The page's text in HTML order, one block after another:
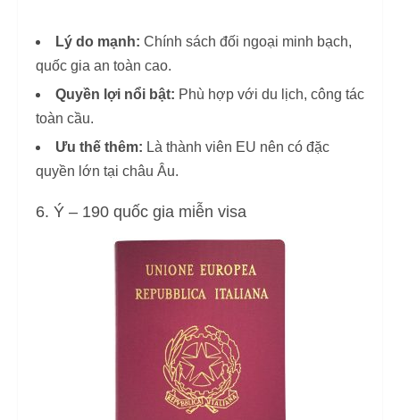
Lý do mạnh: Chính sách đối ngoại minh bạch,
quốc gia an toàn cao.
Quyền lợi nổi bật: Phù hợp với du lịch, công tác
toàn cầu.
Ưu thế thêm: Là thành viên EU nên có đặc
quyền lớn tại châu Âu.
6. Ý – 190 quốc gia miễn visa